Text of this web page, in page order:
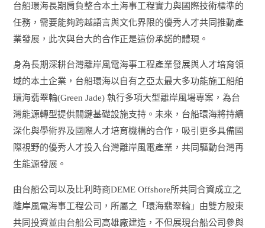
台船環海長期肩負整合本土海事工程實力與國際技術標準的
任務，需要能夠跨越語言與文化界限的優秀人才共同推動產
業發展，此次與台大的合作正是這份承諾的體現。
身為長期深耕台灣離岸風電海事工程產業發展與人才培育領
域的本土企業，台船環海以自有之亞太最大多功能施工船舶
環海翡翠輪(Green Jade)執行多項大型離岸風場專案，為台
灣能源轉型提供關鍵基礎設施支持。未來，台船環海將持續
深化與學術界及國際人才培育機構的合作，吸引更多具備國
際視野的優秀人才投入台灣離岸風電產業，共同驅動台灣再
生能源發展。
由台船公司以及比利時商DEME Offshore所共同合資成立之
離岸風電海事工程公司，所屬之「環海翡翠輪」由雙方股東
共同投資並由台船公司高雄廠建造，不但展現台船公司參與